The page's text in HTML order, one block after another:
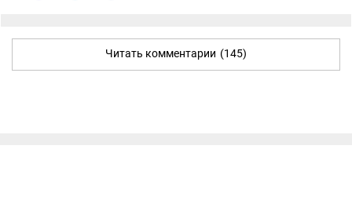
Читать комментарии (145)